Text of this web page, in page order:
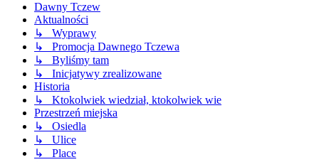
Dawny Tczew
Aktualności
↳ Wyprawy
↳ Promocja Dawnego Tczewa
↳ Byliśmy tam
↳ Inicjatywy zrealizowane
Historia
↳ Ktokolwiek wiedział, ktokolwiek wie
Przestrzeń miejska
↳ Osiedla
↳ Ulice
↳ Place